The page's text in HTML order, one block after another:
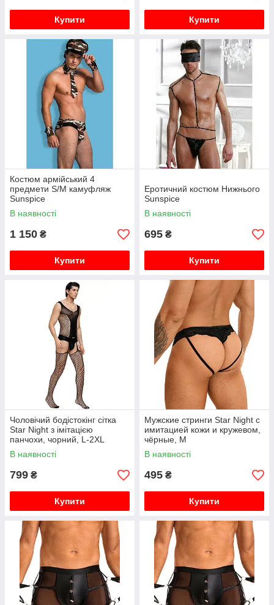
Купити Купити
Костюм армійський 4
предмети S/M камуфляж
Sunspice
В наявності
1 150 ₴
Купити
Еротичний костюм Нижнього
Sunspice
В наявності
695 ₴
Купити
Чоловічий бодістокінг сітка
Star Night з імітацією
панчохи, чорний, L-2XL
В наявності
799 ₴
Купити
Мужские стринги Star Night с
имитацией кожи и кружевом,
чёрные, M
В наявності
495 ₴
Купити